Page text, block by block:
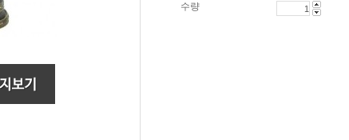
수량